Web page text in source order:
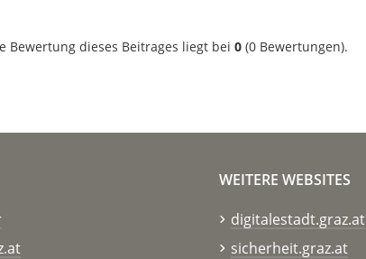
Bewertung dieses Beitrages liegt bei 0 (0 Bewertungen).
WEITERE WEBSITES
digitalestadt.graz.at
sicherheit.graz.at